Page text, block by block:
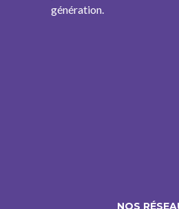
génération.
NOS